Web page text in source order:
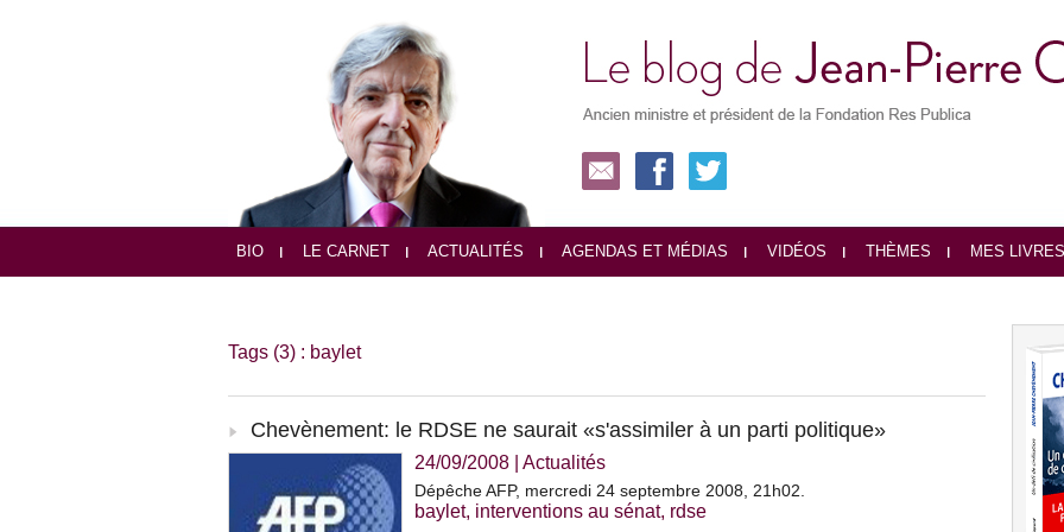
BIO LE CARNET ACTUALITÉS AGENDAS ET MÉDIAS VIDÉOS THÈMES MES LIVRES
Tags (3) : baylet
Chevènement: le RDSE ne saurait «s'assimiler à un parti politique»
24/09/2008 Actualités
Dépêche AFP, mercredi 24 septembre 2008, 21h02.
baylet, interventions au sénat, rdse